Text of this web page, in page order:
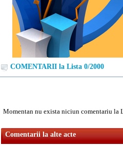
COMENTARII la Lista 0/2000
Momentan nu exista niciun comentariu la
Comentarii la alte acte